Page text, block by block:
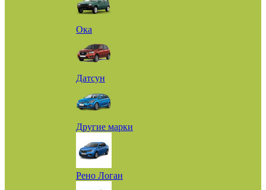
Ока
Датсун
Другие марки
Рено Логан